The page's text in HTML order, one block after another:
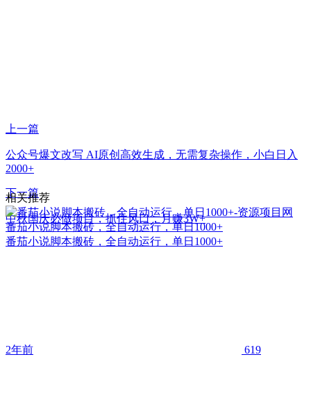
上一篇
公众号爆文改写 AI原创高效生成，无需复杂操作，小白日入
2000+
下一篇
中秋国庆必做项目，抓住风口，月赚3W+
相关推荐
番茄小说脚本搬砖，全自动运行，单日1000+
番茄小说脚本搬砖，全自动运行，单日1000+
2年前 619